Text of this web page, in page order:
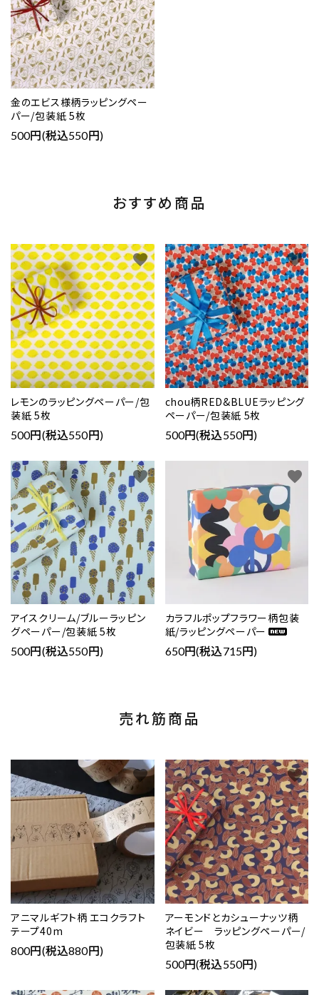
金のエビス様柄ラッピングペー
パー/包装紙 5枚
500円(税込550円)
おすすめ商品
レモンのラッピングペーパー/包
装紙 5枚
500円(税込550円)
favorite
chou柄RED&BLUEラッピング
ペーパー/包装紙 5枚
500円(税込550円)
favorite
アイスクリーム/ブルーラッピン
グペーパー/包装紙 5枚
500円(税込550円)
favorite
カラフルポップフラワー柄包装
紙/ラッピングペーパー
650円(税込715円)
favorite
売れ筋商品
アニマルギフト柄 エコクラフト
テープ40m
800円(税込880円)
favorite
アーモンドとカシューナッツ柄
ネイビー ラッピングペーパー/
包装紙 5枚
500円(税込550円)
favorite